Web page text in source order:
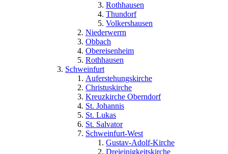
Rothhausen
Thundorf
Volkershausen
Niederwerrn
Obbach
Obereisenheim
Rothhausen
Schweinfurt
Auferstehungskirche
Christuskirche
Kreuzkirche Oberndorf
St. Johannis
St. Lukas
St. Salvator
Schweinfurt-West
Gustav-Adolf-Kirche
Dreieinigkeitskirche